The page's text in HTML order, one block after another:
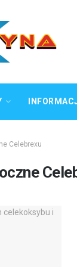
Celebrexu